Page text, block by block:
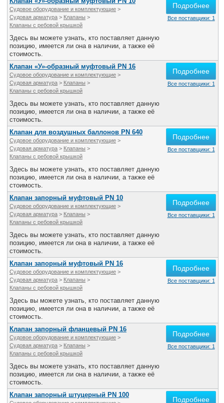
Судовое оборудование и комплектующие >
Судовая арматура > Клапаны >
Клапаны с ребовой крышкой
Здесь вы можете узнать, кто поставляет данную
позицию, имеется ли она в наличии, а также её
стоимость.
Подробнее
Все поставщики: 1
Клапан «У»-образный муфтовый PN 16
Судовое оборудование и комплектующие >
Судовая арматура > Клапаны >
Клапаны с ребовой крышкой
Здесь вы можете узнать, кто поставляет данную
позицию, имеется ли она в наличии, а также её
стоимость.
Подробнее
Все поставщики: 1
Клапан для воздушных баллонов PN 640
Судовое оборудование и комплектующие >
Судовая арматура > Клапаны >
Клапаны с ребовой крышкой
Здесь вы можете узнать, кто поставляет данную
позицию, имеется ли она в наличии, а также её
стоимость.
Подробнее
Все поставщики: 1
Клапан запорный муфтовый PN 10
Судовое оборудование и комплектующие >
Судовая арматура > Клапаны >
Клапаны с ребовой крышкой
Здесь вы можете узнать, кто поставляет данную
позицию, имеется ли она в наличии, а также её
стоимость.
Подробнее
Все поставщики: 1
Клапан запорный муфтовый PN 16
Судовое оборудование и комплектующие >
Судовая арматура > Клапаны >
Клапаны с ребовой крышкой
Здесь вы можете узнать, кто поставляет данную
позицию, имеется ли она в наличии, а также её
стоимость.
Подробнее
Все поставщики: 1
Клапан запорный фланцевый PN 16
Судовое оборудование и комплектующие >
Судовая арматура > Клапаны >
Клапаны с ребовой крышкой
Здесь вы можете узнать, кто поставляет данную
позицию, имеется ли она в наличии, а также её
стоимость.
Подробнее
Все поставщики: 1
Клапан запорный штуцерный PN 100
Подробнее